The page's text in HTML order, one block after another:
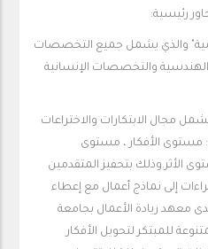
رئيسية:
والذي يشمل جميع التخصصات
والتخصصات الإنسانية
مجال الابتكارات والاختراعات
الأفكار ، مستوى
الأثر.وذلك بتحفيز المتقدمين
إلى نماذج أعمال مع إعطاء
معهد ريادة الأعمال بجامعة
للمبتكر لتحويل الأفكار